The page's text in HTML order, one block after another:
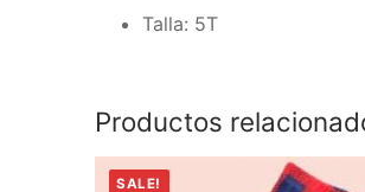
Talla: 5T
Productos
SALE!